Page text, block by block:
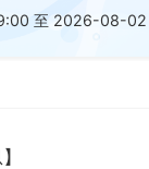
至 2026-08-
】